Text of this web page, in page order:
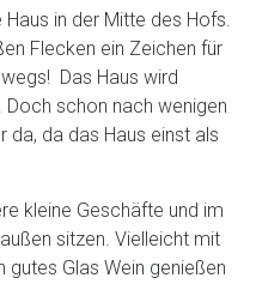
in der Mitte des Hofs.
Flecken ein Zeichen für
Das Haus wird
schon nach wenigen
da, da das Haus einst als
kleine Geschäfte und im
sitzen. Vielleicht mit
gutes Glas Wein genießen